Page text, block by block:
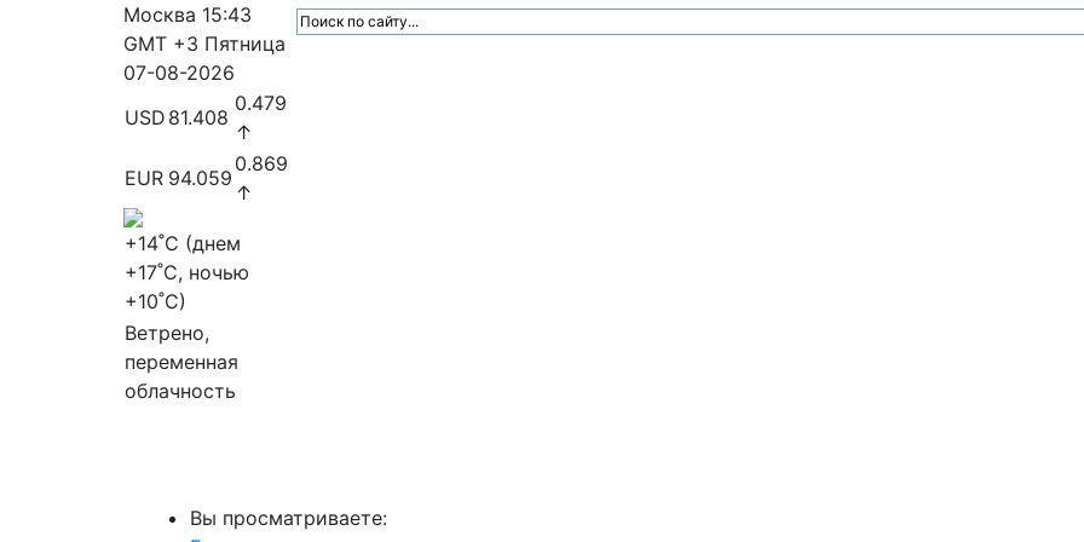
Москва 15:43
GMT +3 Пятница
07-08-2026
USD 81.408
0.479
↑
EUR 94.059
0.869
↑
+14˚C (днем
+17˚C, ночью
+10˚C)
Ветрено,
переменная
облачность
Вы просматриваете: